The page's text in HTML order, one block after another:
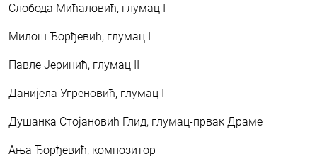
Слобода Мићаловић, глумац I
Милош Ђорђевић, глумац I
Павле Јеринић, глумац II
Данијела Угреновић, глумац I
Душанка Стојановић Глид, глумац-првак Драме
Ања Ђорђевић, композитор